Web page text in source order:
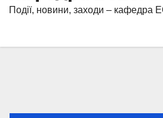
Події, новини, заходи – кафедра